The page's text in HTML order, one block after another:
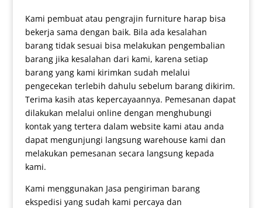
Kami pembuat atau pengrajin furniture harap bisa
bekerja sama dengan baik. Bila ada kesalahan
barang tidak sesuai bisa melakukan pengembalian
barang jika kesalahan dari kami, karena setiap
barang yang kami kirimkan sudah melalui
pengecekan terlebih dahulu sebelum barang dikirim.
Terima kasih atas kepercayaannya. Pemesanan dapat
dilakukan melalui online dengan menghubungi
kontak yang tertera dalam website kami atau anda
dapat mengunjungi langsung warehouse kami dan
melakukan pemesanan secara langsung kepada
kami.
Kami menggunakan Jasa pengiriman barang
ekspedisi yang sudah kami percaya dan